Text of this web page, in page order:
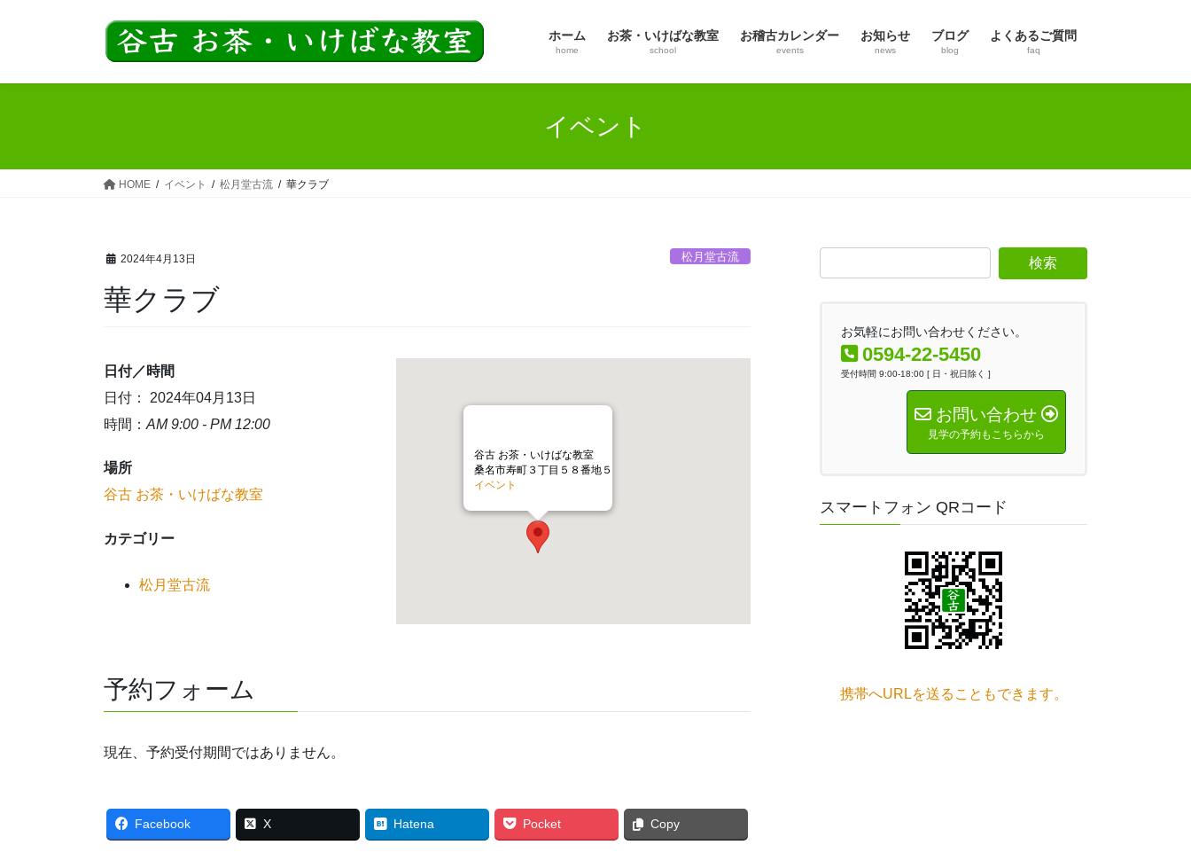
ホーム
home
お茶・いけばな教室
school
お稽古カレンダー
events
お知らせ
news
ブログ
blog
よくあるご質問
faq
イベント
HOME イベント 松月堂古流 華クラブ
2024年4月13日 松月堂古流
華クラブ
谷古 お茶・いけばな教室
桑名市寿町３丁目５８番地５
イベント
日付／時間
日付： 2024年04月13日
時間： AM 9:00 - PM 12:00
場所
谷古 お茶・いけばな教室
カテゴリー
松月堂古流
予約フォーム
現在、予約受付期間ではありません。
Facebook X Hatena Pocket Copy
お気軽にお問い合わせください。
0594-22-5450
受付時間 9:00-18:00 [ 日・祝日除く ]
お問い合わせ
見学の予約もこちらから
スマートフォン QRコード
携帯へURLを送ることもできます。